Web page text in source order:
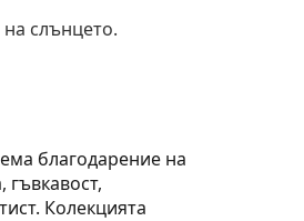
слънцето.
благодарение на
Колекцията